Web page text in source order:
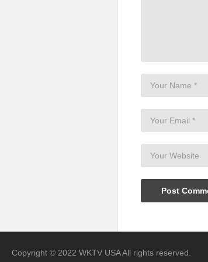
Copyright © 2022 WKTV USA All rights reserved.